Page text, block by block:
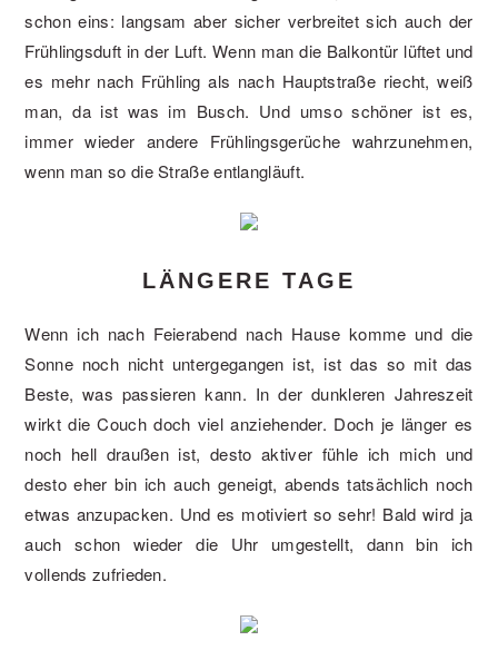
schon eins: langsam aber sicher verbreitet sich auch der
Frühlingsduft in der Luft. Wenn man die Balkontür lüftet und
es mehr nach Frühling als nach Hauptstraße riecht, weiß
man, da ist was im Busch. Und umso schöner ist es,
immer wieder andere Frühlingsgerüche wahrzunehmen,
wenn man so die Straße entlangläuft.
LÄNGERE TAGE
Wenn ich nach Feierabend nach Hause komme und die
Sonne noch nicht untergegangen ist, ist das so mit das
Beste, was passieren kann. In der dunkleren Jahreszeit
wirkt die Couch doch viel anziehender. Doch je länger es
noch hell draußen ist, desto aktiver fühle ich mich und
desto eher bin ich auch geneigt, abends tatsächlich noch
etwas anzupacken. Und es motiviert so sehr! Bald wird ja
auch schon wieder die Uhr umgestellt, dann bin ich
vollends zufrieden.